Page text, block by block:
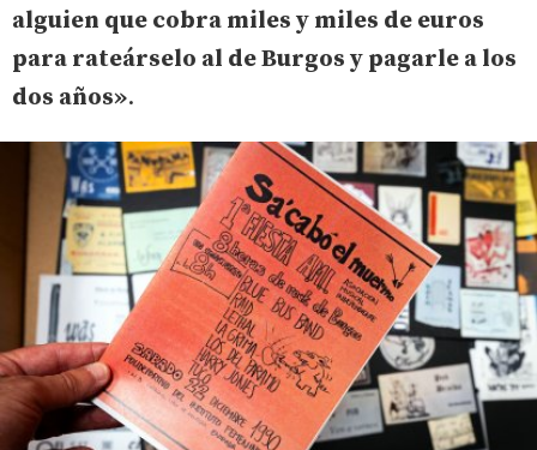
alguien que cobra miles y miles de euros
para rateárselo al de Burgos y pagarle a los
dos años».